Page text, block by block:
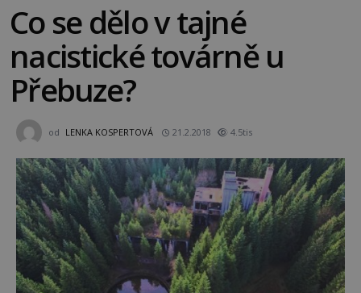
Co se dělo v tajné
nacistické továrně u
Přebuze?
od LENKA KOSPERTOVÁ 21.2.2018 4.5tis